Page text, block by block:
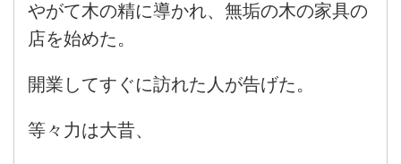
やがて木の精に導かれ、無垢の木の家具の
店を始めた。
開業してすぐに訪れた人が告げた。
等々力は大昔、